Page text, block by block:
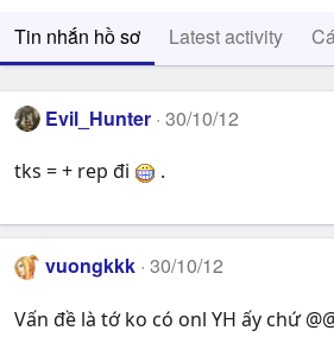
Tin nhắn hồ sơ Latest activity
Evil_Hunter 30/10/12
tks = + rep đi .
vuongkkk 30/10/12
Vấn đề là tớ ko có onl YH ấy chứ